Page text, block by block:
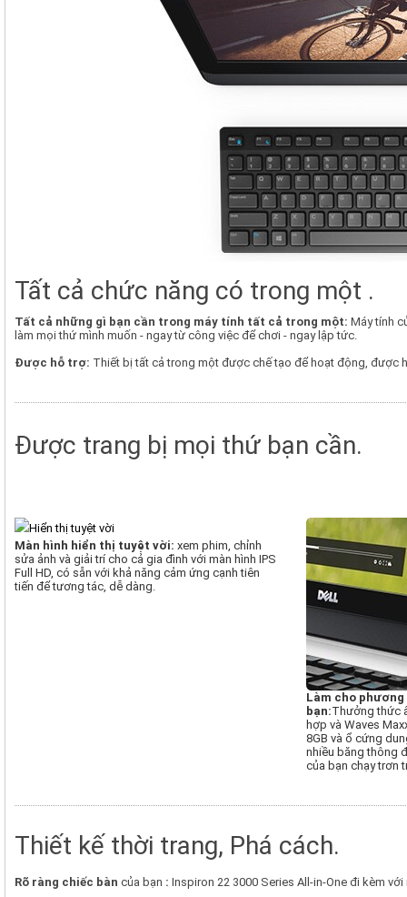
Tất cả chức năng có trong một .
Tất cả những gì bạn cần trong máy tính tất cả trong một: Máy tính
làm mọi thứ mình muốn - ngay từ công việc để chơi - ngay lập tức.
Được hỗ trợ: Thiết bị tất cả trong một được chế tạo để hoạt động, được
Được trang bị mọi thứ bạn cần.
Màn hình hiển thị tuyệt vời: xem phim, chỉnh
sửa ảnh và giải trí cho cả gia đình với màn hình IPS
Full HD, có sẵn với khả năng cảm ứng cạnh tiên
tiến để tương tác, dễ dàng.
Làm cho
bạn:Thưởng thức
hợp và Waves
8GB và ổ cứng
nhiều băng thông
của bạn chạy trơn
Thiết kế thời trang, Phá cách.
Rõ ràng chiếc bàn của bạn : Inspiron 22 3000 Series All-in-One đi kèm